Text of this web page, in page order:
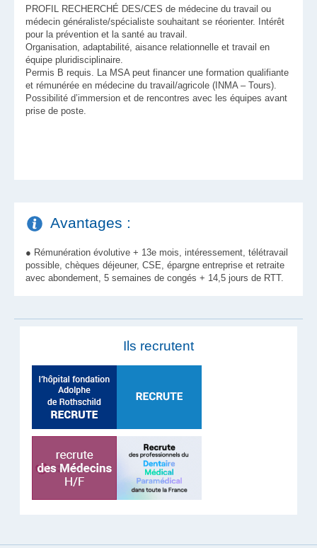
PROFIL RECHERCHÉ DES/CES de médecine du travail ou
médecin généraliste/spécialiste souhaitant se réorienter. Intérêt
pour la prévention et la santé au travail.
Organisation, adaptabilité, aisance relationnelle et travail en
équipe pluridisciplinaire.
Permis B requis. La MSA peut financer une formation qualifiante
et rémunérée en médecine du travail/agricole (INMA – Tours).
Possibilité d’immersion et de rencontres avec les équipes avant
prise de poste.
Avantages :
● Rémunération évolutive + 13e mois, intéressement, télétravail
possible, chèques déjeuner, CSE, épargne entreprise et retraite
avec abondement, 5 semaines de congés + 14,5 jours de RTT.
Ils recrutent